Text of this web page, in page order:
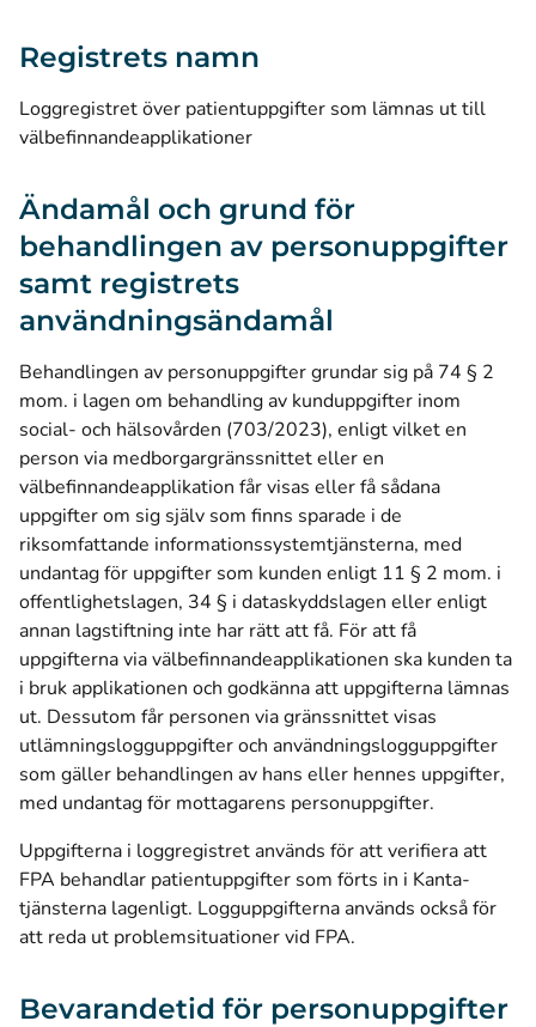
Registrets namn
Loggregistret över patientuppgifter som lämnas ut till
välbefinnandeapplikationer
Ändamål och grund för
behandlingen av personuppgifter
samt registrets
användningsändamål
Behandlingen av personuppgifter grundar sig på 74 § 2
mom. i lagen om behandling av kunduppgifter inom
social- och hälsovården (703/2023), enligt vilket en
person via medborgargränssnittet eller en
välbefinnandeapplikation får visas eller få sådana
uppgifter om sig själv som finns sparade i de
riksomfattande informationssystemtjänsterna, med
undantag för uppgifter som kunden enligt 11 § 2 mom. i
offentlighetslagen, 34 § i dataskyddslagen eller enligt
annan lagstiftning inte har rätt att få. För att få
uppgifterna via välbefinnandeapplikationen ska kunden ta
i bruk applikationen och godkänna att uppgifterna lämnas
ut. Dessutom får personen via gränssnittet visas
utlämningslogguppgifter och användningslogguppgifter
som gäller behandlingen av hans eller hennes uppgifter,
med undantag för mottagarens personuppgifter.
Uppgifterna i loggregistret används för att verifiera att
FPA behandlar patientuppgifter som förts in i Kanta-
tjänsterna lagenligt. Logguppgifterna används också för
att reda ut problemsituationer vid FPA.
Bevarandetid för personuppgifter